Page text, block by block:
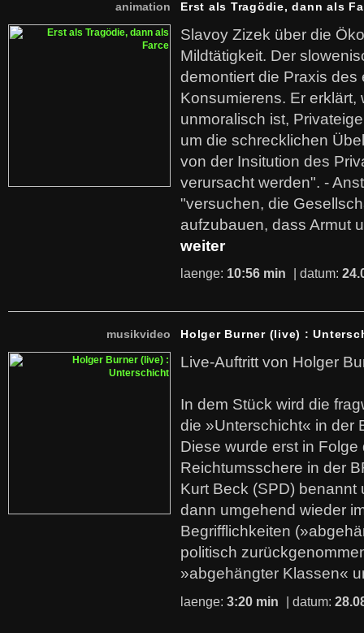
animation Erst als Tragödie, dann als
Slavoy Zizek über die
Mildtätigkeit. Der
demontiert die Praxis des
Konsumierens. Er erklärt,
unmoralisch ist,
um die schrecklichen
von der Insitution des
verursacht werden". -
"versuchen, die
aufzubauen, dass Armut
weiter
laenge: 10:56 min | datum:
musikvideo Holger Burner (live) :
Live-Auftritt von Holger
In dem Stück wird die
die »Unterschicht« in der
Diese wurde erst in
Reichtumsschere in der
Kurt Beck (SPD)
dann umgehend wieder
Begrifflichkeiten
politisch
»abgehängter Klassen«
laenge: 3:20 min | datum: